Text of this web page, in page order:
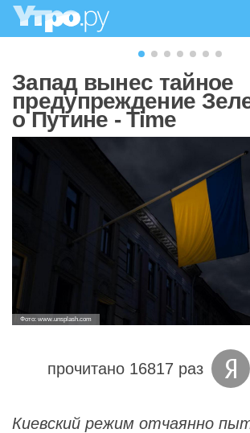
Запад вынес тайное
предупреждение
о Путине - Time
Фото: www.unsplash.com
прочитано 16817 раз
Киевский режим отчаянно